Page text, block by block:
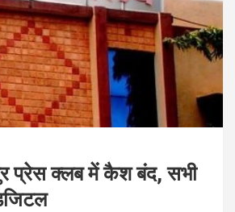
प्रेस क्लब में कैश बंद, सभी